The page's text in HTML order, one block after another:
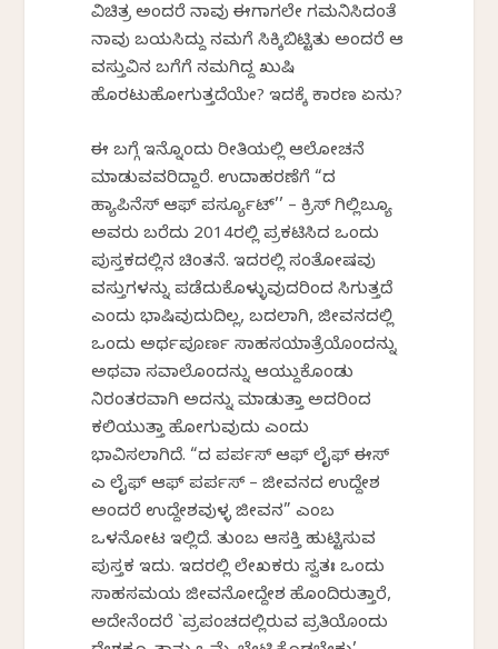
ವಿಚಿತ್ರ ಅಂದರೆ ನಾವು ಈಗಾಗಲೇ ಗಮನಿಸಿದಂತೆ
ನಾವು ಬಯಸಿದ್ದು ನಮಗೆ ಸಿಕ್ಕಿಬಿಟ್ಟಿತು ಅಂದರೆ ಆ
ವಸ್ತುವಿನ ಬಗೆಗೆ ನಮಗಿದ್ದ ಖುಷಿ
ಹೊರಟುಹೋಗುತ್ತದೆಯೇ? ಇದಕ್ಕೆ ಕಾರಣ ಏನು?
ಈ ಬಗ್ಗೆ ಇನ್ನೊಂದು ರೀತಿಯಲ್ಲಿ ಆಲೋಚನೆ
ಮಾಡುವವರಿದ್ದಾರೆ. ಉದಾಹರಣೆಗೆ “ದ
ಹ್ಯಾಪಿನೆಸ್ ಆಫ್ ಪರ್ಸ್ಯೂಟ್’’ – ಕ್ರಿಸ್ ಗಿಲ್ಲಿಬ್ಯೂ
ಅವರು ಬರೆದು 2014ರಲ್ಲಿ ಪ್ರಕಟಿಸಿದ ಒಂದು
ಪುಸ್ತಕದಲ್ಲಿನ ಚಿಂತನೆ. ಇದರಲ್ಲಿ ಸಂತೋಷವು
ವಸ್ತುಗಳನ್ನು ಪಡೆದುಕೊಳ್ಳುವುದರಿಂದ ಸಿಗುತ್ತದೆ
ಎಂದು ಭಾಷಿವುದುದಿಲ್ಲ, ಬದಲಾಗಿ, ಜೀವನದಲ್ಲಿ
ಒಂದು ಅರ್ಥಪೂರ್ಣ ಸಾಹಸಯಾತ್ರೆಯೊಂದನ್ನು
ಅಥವಾ ಸವಾಲೊಂದನ್ನು ಆಯ್ದುಕೊಂಡು
ನಿರಂತರವಾಗಿ ಅದನ್ನು ಮಾಡುತ್ತಾ ಅದರಿಂದ
ಕಲಿಯುತ್ತಾ ಹೋಗುವುದು ಎಂದು
ಭಾವಿಸಲಾಗಿದೆ. “ದ ಪರ್ಪಸ್ ಆಫ್ ಲೈಫ್ ಈಸ್
ಎ ಲೈಫ್ ಆಫ್ ಪರ್ಪಸ್ – ಜೀವನದ ಉದ್ದೇಶ
ಅಂದರೆ ಉದ್ದೇಶವುಳ್ಳ ಜೀವನ” ಎಂಬ
ಒಳನೋಟ ಇಲ್ಲಿದೆ. ತುಂಬ ಆಸಕ್ತಿ ಹುಟ್ಟಿಸುವ
ಪುಸ್ತಕ ಇದು. ಇದರಲ್ಲಿ ಲೇಖಕರು ಸ್ವತಃ ಒಂದು
ಸಾಹಸಮಯ ಜೀವನೋದ್ದೇಶ ಹೊಂದಿರುತ್ತಾರೆ,
ಅದೇನೆಂದರೆ `ಪ್ರಪಂಚದಲ್ಲಿರುವ ಪ್ರತಿಯೊಂದು